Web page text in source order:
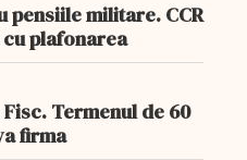
militare. CCR
plafonarea
Termenul de 60
firma